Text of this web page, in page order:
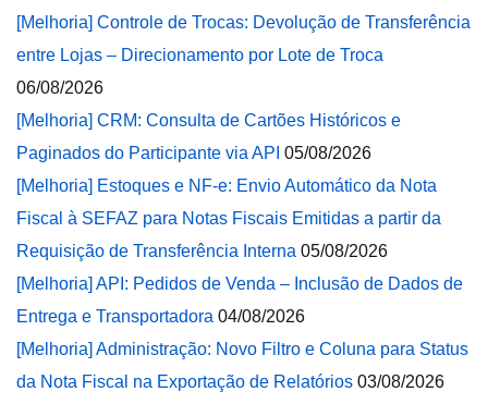
[Melhoria] Controle de Trocas: Devolução de Transferência
entre Lojas – Direcionamento por Lote de Troca
06/08/2026
[Melhoria] CRM: Consulta de Cartões Históricos e
Paginados do Participante via API 05/08/2026
[Melhoria] Estoques e NF-e: Envio Automático da Nota
Fiscal à SEFAZ para Notas Fiscais Emitidas a partir da
Requisição de Transferência Interna 05/08/2026
[Melhoria] API: Pedidos de Venda – Inclusão de Dados de
Entrega e Transportadora 04/08/2026
[Melhoria] Administração: Novo Filtro e Coluna para Status
da Nota Fiscal na Exportação de Relatórios 03/08/2026